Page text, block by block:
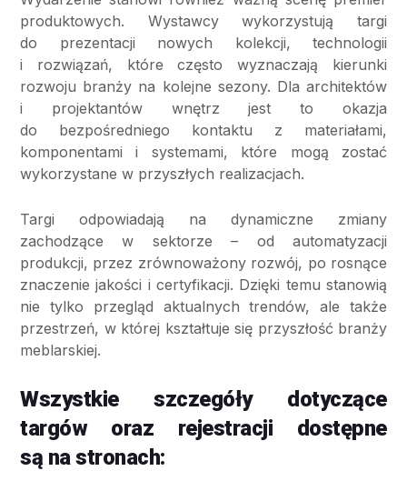
produktowych. Wystawcy wykorzystują targi
do prezentacji nowych kolekcji, technologii
i rozwiązań, które często wyznaczają kierunki
rozwoju branży na kolejne sezony. Dla architektów
i projektantów wnętrz jest to okazja
do bezpośredniego kontaktu z materiałami,
komponentami i systemami, które mogą zostać
wykorzystane w przyszłych realizacjach.
Targi odpowiadają na dynamiczne zmiany
zachodzące w sektorze – od automatyzacji
produkcji, przez zrównoważony rozwój, po rosnące
znaczenie jakości i certyfikacji. Dzięki temu stanowią
nie tylko przegląd aktualnych trendów, ale także
przestrzeń, w której kształtuje się przyszłość branży
meblarskiej.
Wszystkie szczegóły dotyczące
targów oraz rejestracji dostępne
są na stronach: